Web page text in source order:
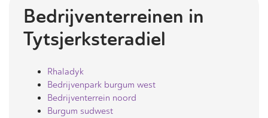
Bedrijventerreinen in
Tytsjerksteradiel
Rhaladyk
Bedrijvenpark burgum west
Bedrijventerrein noord
Burgum sudwest